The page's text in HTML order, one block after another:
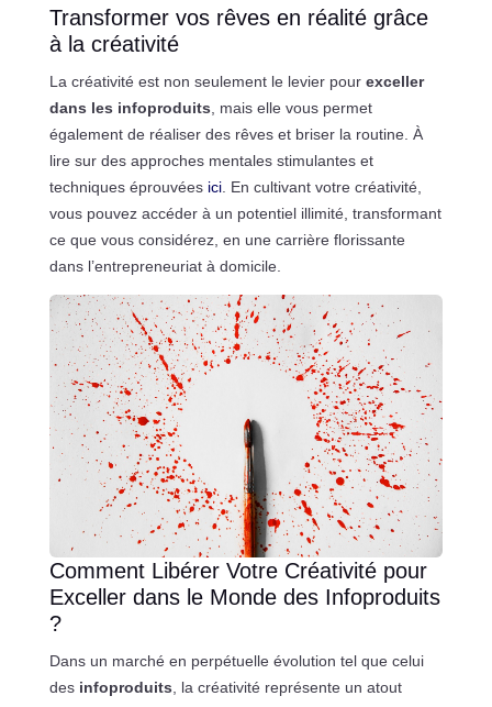
Transformer vos rêves en réalité grâce
à la créativité
La créativité est non seulement le levier pour exceller
dans les infoproduits , mais elle vous permet
également de réaliser des rêves et briser la routine. À
lire sur des approches mentales stimulantes et
techniques éprouvées ici. En cultivant votre créativité,
vous pouvez accéder à un potentiel illimité, transformant
ce que vous considérez, en une carrière florissante
dans l’entrepreneuriat à domicile.
Comment Libérer Votre Créativité pour
Exceller dans le Monde des Infoproduits
?
Dans un marché en perpétuelle évolution tel que celui
des infoproduits , la créativité représente un atout